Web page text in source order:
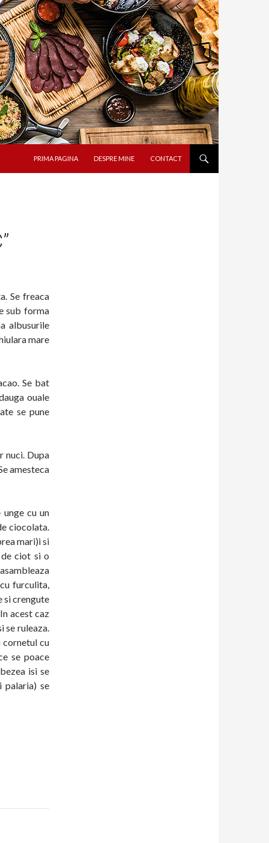
PRIMA PAGINA
DESPRE MINE CONTACT
Se freaca
sub forma
albusurile
mare
Se bat
ouale
se pune
nuci. Dupa
amesteca
unge cu un
ciocolata.
mari)i si
ciot si o
furculita,
si crengute
acest caz
se ruleaza.
cornetul cu
se poace
isi se
palaria) se